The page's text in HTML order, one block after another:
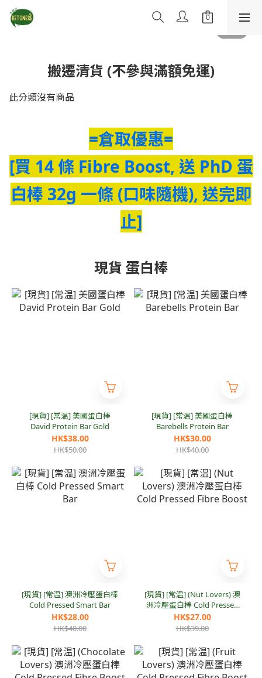
搬遷清貨 (不參與滿額免運)
此分類沒有商品
=倉取優惠=
[買 14 條 Fibre Boost, 送 PhD 蛋
白棒 32g 一條 (口味隨機), 送完即
止]
現貨 蛋白棒
[現貨] [常温] 美國蛋白棒
David Protein Bar Gold
HK$38.00
HK$50.00
[現貨] [常温] 美國蛋白棒
Barebells Protein Bar
HK$30.00
HK$40.00
[現貨] [常温] 澳洲冷壓蛋白棒
Cold Pressed Smart Bar
HK$28.00
HK$40.00
[現貨] [常温] (Nut Lovers) 澳
洲冷壓蛋白棒 Cold Pressed
Fibre Boost
HK$27.00
HK$39.00